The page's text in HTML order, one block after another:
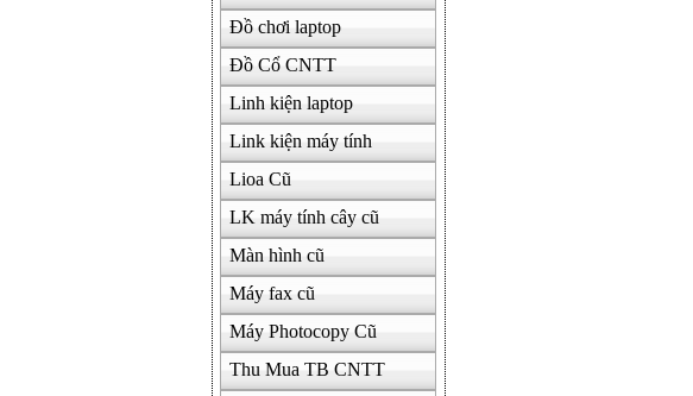
Đồ chơi laptop
Đồ Cổ CNTT
Linh kiện laptop
Link kiện máy tính
Lioa Cũ
LK máy tính cây cũ
Màn hình cũ
Máy fax cũ
Máy Photocopy Cũ
Thu Mua TB CNTT